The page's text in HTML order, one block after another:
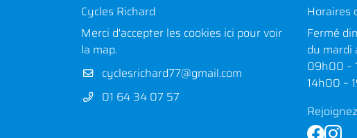
Cycles Richard
Merci d'accepter les cookies ici pour voir
la map.
01 64 34 07 57
Horaires
Fermé
du mardi
09h00 –
14h00 –